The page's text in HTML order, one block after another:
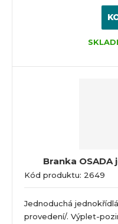
Branka
Kód produktu: 2649
Jednoduchá
provedení/. Výplet-